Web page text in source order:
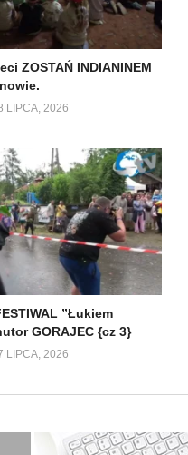
ZOSTAŃ INDIANINEM
LIPCA, 2026
”Łukiem
GORAJEC {cz 3}
LIPCA, 2026